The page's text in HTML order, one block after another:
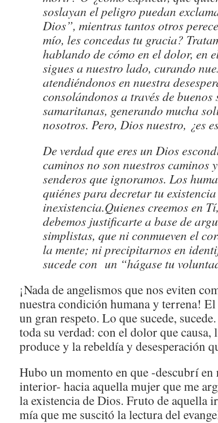
soslayan el peligro puedan
Dios”, mientras tantos otros
mío, les concedas tu gracia?
hablando de cómo en el dolor, en
sigues a nuestro lado, curando
atendiéndonos en nuestra
consolándonos a través de
samaritanas, generando mucha
nosotros. Pero, Dios nuestro, ¿es
De verdad que eres un Dios
caminos no son nuestros caminos
senderos que ignoramos. Los
quiénes para decretar tu
inexistencia.Quienes creemos en
debemos justificarte a base de
simplistas, que ni conmueven el
la mente; ni precipitarnos en
sucede con un “hágase tu
¡Nada de angelismos que nos eviten
nuestra condición humana y terrena!
un gran respeto. Lo que sucede,
toda su verdad: con el dolor que causa,
produce y la rebeldía y desesperación
Hubo un momento en que -descubrí
interior- hacia aquella mujer que me
la existencia de Dios. Fruto de aquella
mía que me suscitó la lectura del